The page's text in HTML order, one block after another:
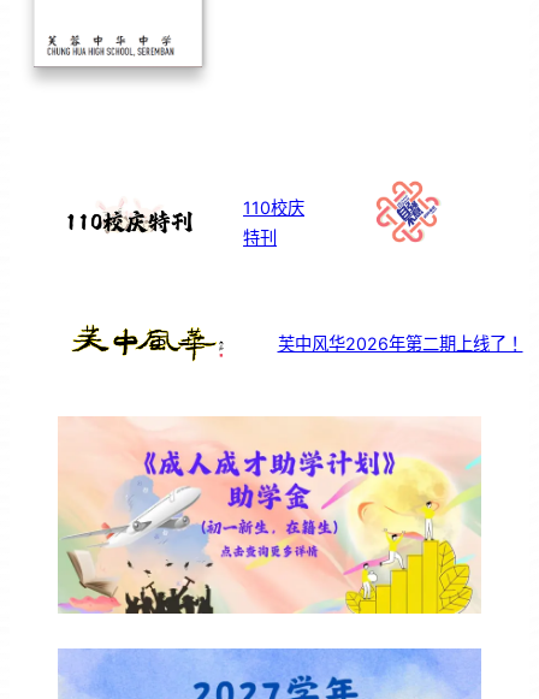
110校庆
特刊
芙中风华2026年第二期上线了！